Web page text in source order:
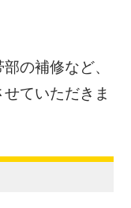
の補修など、
ていただきま